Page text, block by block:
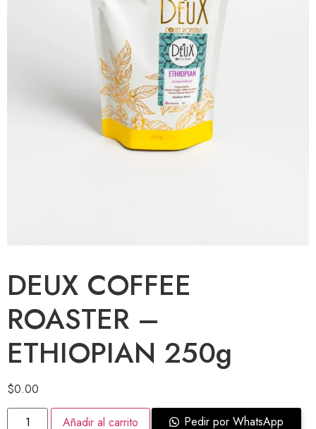
DEUX COFFEE
ROASTER –
ETHIOPIAN 250g
$0.00
Añadir al carrito Pedir por WhatsApp